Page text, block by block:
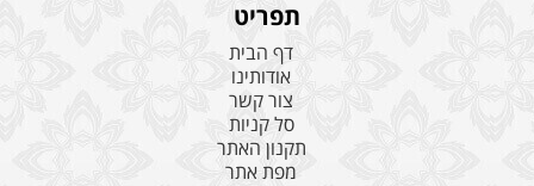
תפריט
דף הבית
אודותינו
צור קשר
סל קניות
תקנון האתר
מפת אתר